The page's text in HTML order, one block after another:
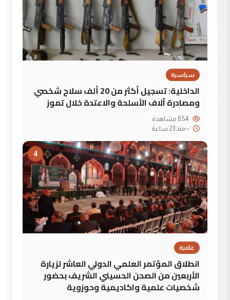
سياسية
الداخلية: تسجيل أكثر من 20 ألف سلاح شخصي
ومصادرة آلاف الأسلحة والاعتدة خلال تموز
--منذ 23 ساعة
4
علمية
انطلاق المؤتمر العلمي الدولي العاشر لزيارة
الأربعين من الصحن الحسيني الشريف بحضور
شخصيات علمية واكاديمية وحوزوية